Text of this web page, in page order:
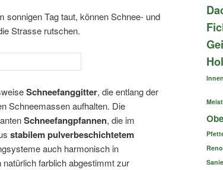
sonnigen Tag taut, können Schnee- und
Strasse rutschen.
Schneefanggitter, die entlang der
Schneemassen aufhalten. Die
Schneefangpfannen, die im
stabilem pulverbeschichtetem
auch harmonisch in
farblich abgestimmt zur